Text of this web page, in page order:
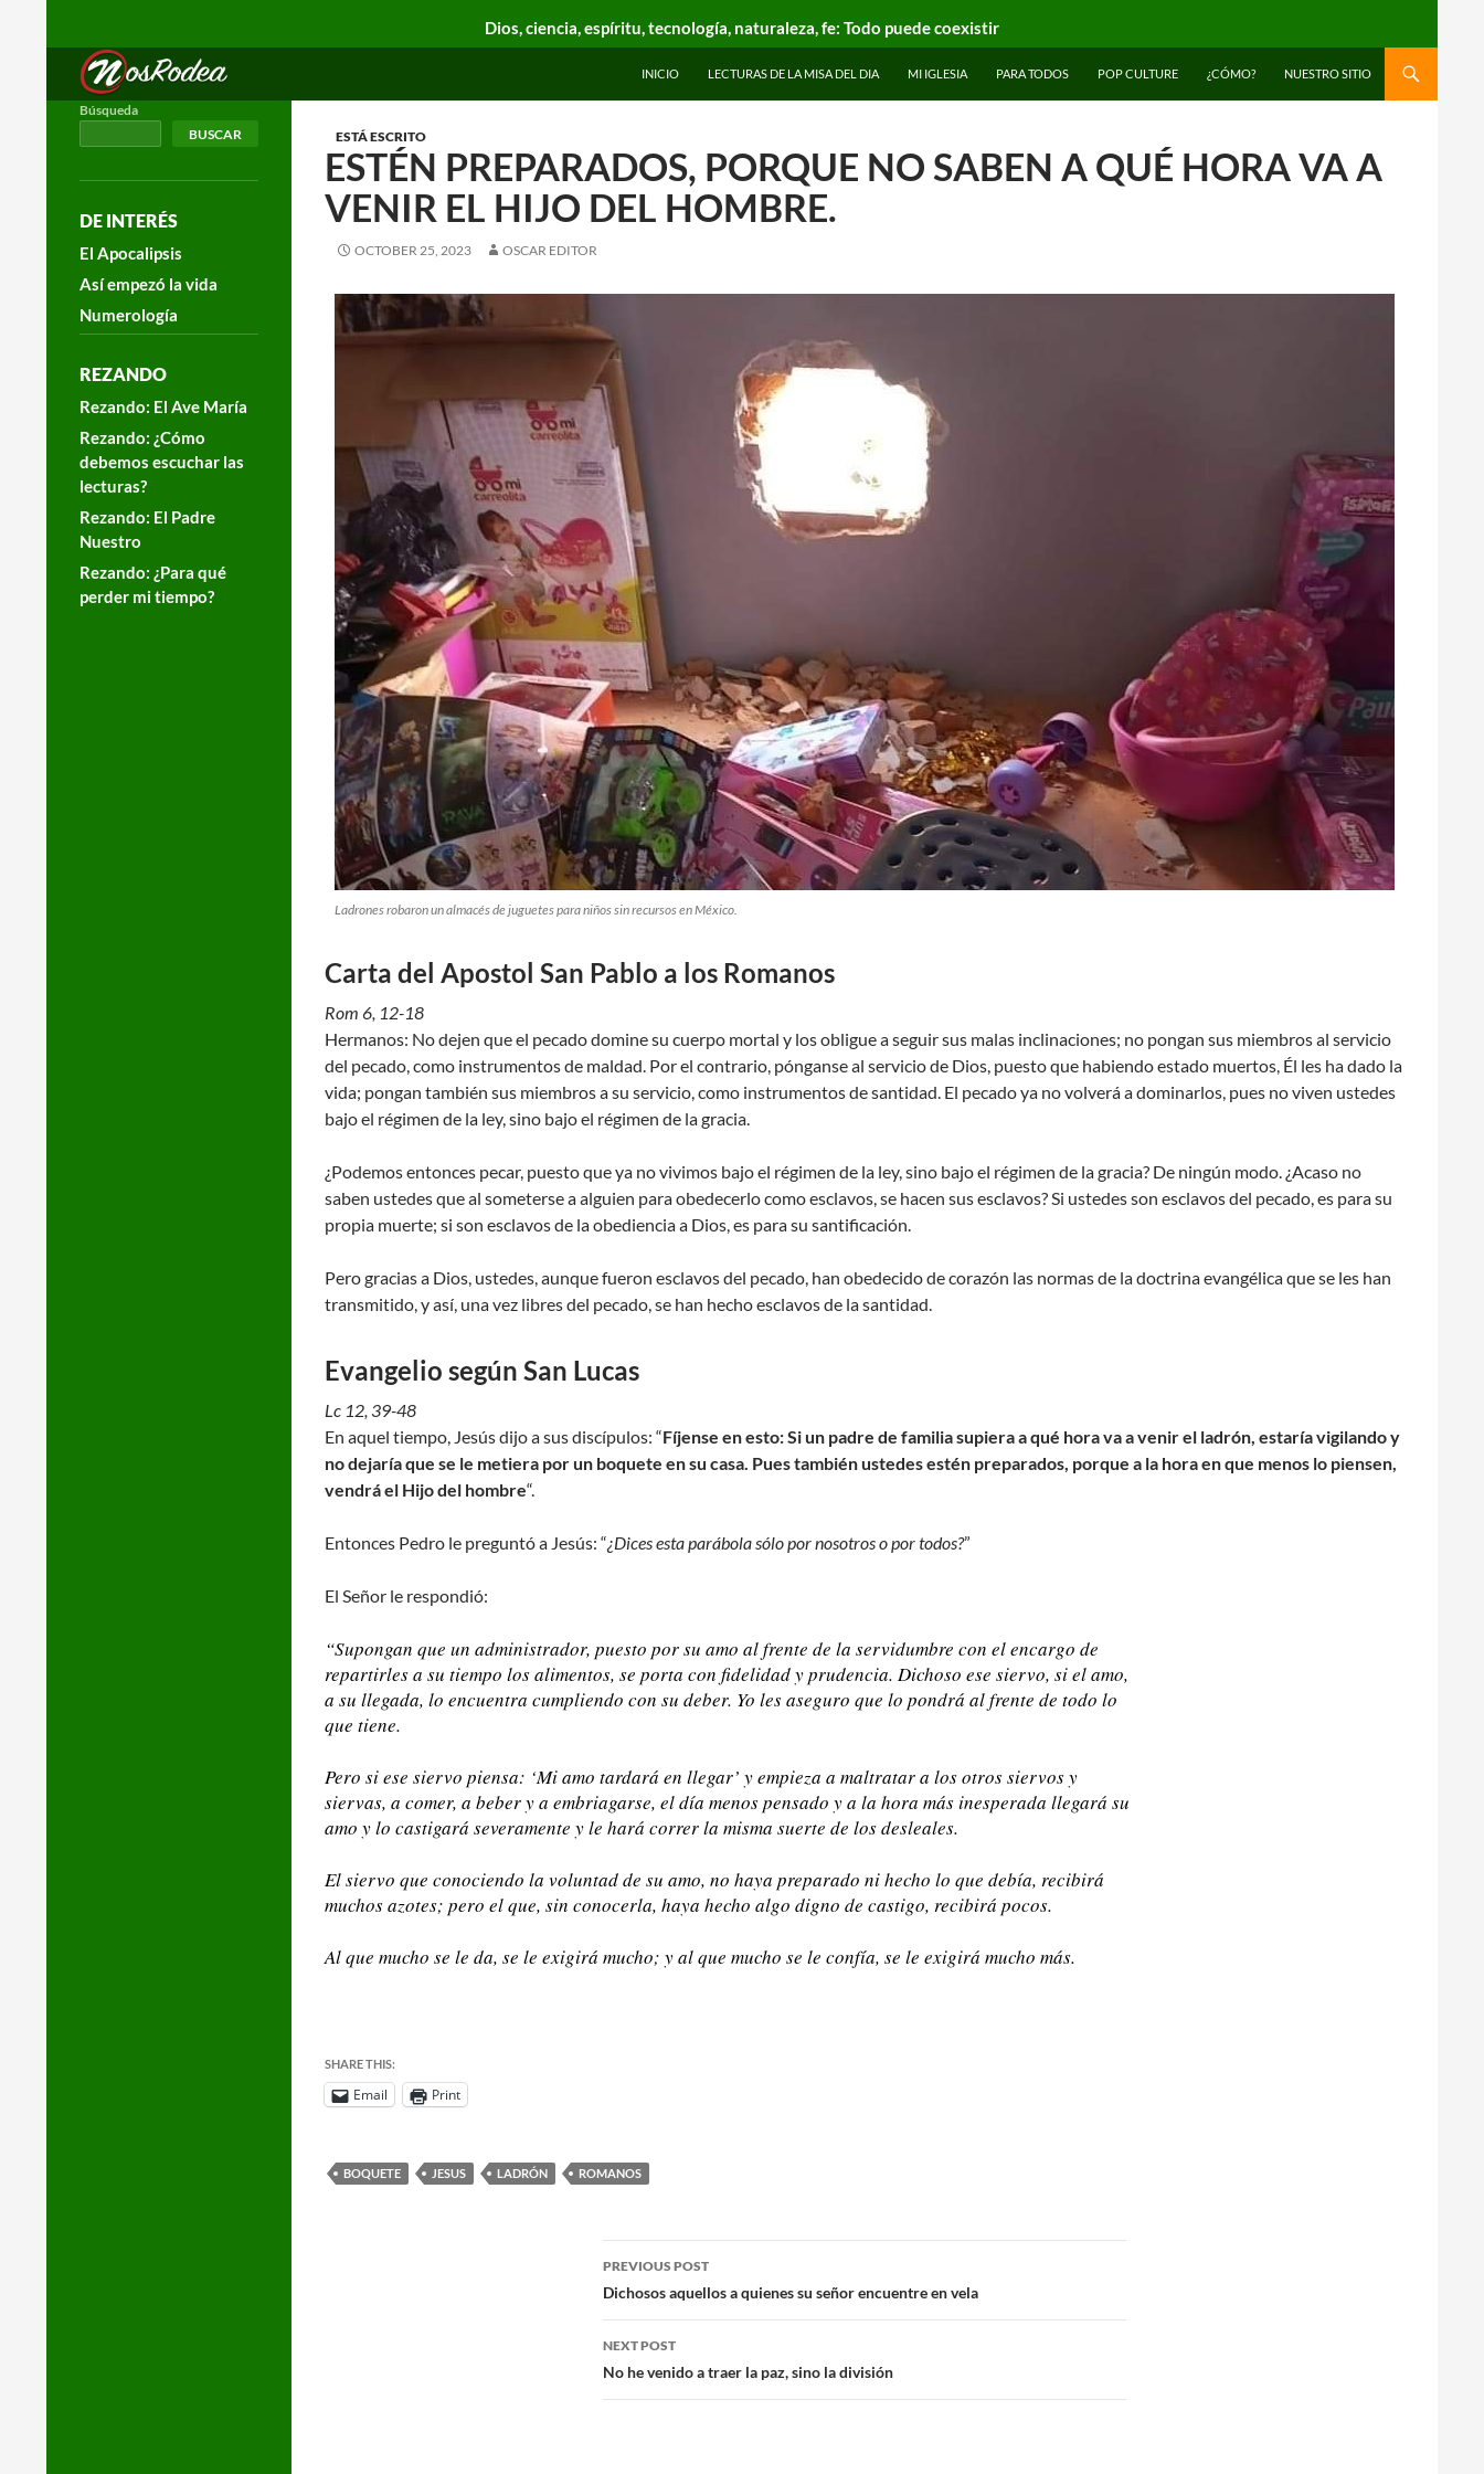
Dios, ciencia, espíritu, tecnología, naturaleza, fe: Todo puede coexistir
Nos Rodea
Search
INICIO LECTURAS DE LA MISA DEL DIA MI IGLESIA PARA TODOS POP CULTURE ¿CÓMO? NUESTRO SITIO
ESTÁ ESCRITO
ESTÉN PREPARADOS, PORQUE NO SABEN A QUÉ HORA VA A
VENIR EL HIJO DEL HOMBRE.
OCTOBER 25, 2023 OSCAR EDITOR
Ladrones robaron un almacés de juguetes para niños sin recursos en México.
Carta del Apostol San Pablo a los Romanos
Rom 6, 12-18
Hermanos: No dejen que el pecado domine su cuerpo mortal y los obligue a seguir sus malas inclinaciones; no pongan sus miembros al servicio
del pecado, como instrumentos de maldad. Por el contrario, pónganse al servicio de Dios, puesto que habiendo estado muertos, Él les ha dado la
vida; pongan también sus miembros a su servicio, como instrumentos de santidad. El pecado ya no volverá a dominarlos, pues no viven ustedes
bajo el régimen de la ley, sino bajo el régimen de la gracia.
¿Podemos entonces pecar, puesto que ya no vivimos bajo el régimen de la ley, sino bajo el régimen de la gracia? De ningún modo. ¿Acaso no
saben ustedes que al someterse a alguien para obedecerlo como esclavos, se hacen sus esclavos? Si ustedes son esclavos del pecado, es para su
propia muerte; si son esclavos de la obediencia a Dios, es para su santificación.
Pero gracias a Dios, ustedes, aunque fueron esclavos del pecado, han obedecido de corazón las normas de la doctrina evangélica que se les han
transmitido, y así, una vez libres del pecado, se han hecho esclavos de la santidad.
Evangelio según San Lucas
Lc 12, 39-48
En aquel tiempo, Jesús dijo a sus discípulos: “Fíjense en esto: Si un padre de familia supiera a qué hora va a venir el ladrón, estaría vigilando y
no dejaría que se le metiera por un boquete en su casa. Pues también ustedes estén preparados, porque a la hora en que menos lo piensen,
vendrá el Hijo del hombre“.
Entonces Pedro le preguntó a Jesús: “¿Dices esta parábola sólo por nosotros o por todos?”
El Señor le respondió:
“Supongan que un administrador, puesto por su amo al frente de la servidumbre con el encargo de
repartirles a su tiempo los alimentos, se porta con fidelidad y prudencia. Dichoso ese siervo, si el amo,
a su llegada, lo encuentra cumpliendo con su deber. Yo les aseguro que lo pondrá al frente de todo lo
que tiene.
Pero si ese siervo piensa: ‘Mi amo tardará en llegar’ y empieza a maltratar a los otros siervos y
siervas, a comer, a beber y a embriagarse, el día menos pensado y a la hora más inesperada llegará su
amo y lo castigará severamente y le hará correr la misma suerte de los desleales.
El siervo que conociendo la voluntad de su amo, no haya preparado ni hecho lo que debía, recibirá
muchos azotes; pero el que, sin conocerla, haya hecho algo digno de castigo, recibirá pocos.
Al que mucho se le da, se le exigirá mucho; y al que mucho se le confía, se le exigirá mucho más.
SHARE THIS:
Email Print
BOQUETE JESUS LADRÓN ROMANOS
PREVIOUS POST
Dichosos aquellos a quienes su señor encuentre en vela
NEXT POST
No he venido a traer la paz, sino la división
Búsqueda
BUSCAR
DE INTERÉS
El Apocalipsis
Así empezó la vida
Numerología
REZANDO
Rezando: El Ave María
Rezando: ¿Cómo
debemos escuchar las
lecturas?
Rezando: El Padre
Nuestro
Rezando: ¿Para qué
perder mi tiempo?